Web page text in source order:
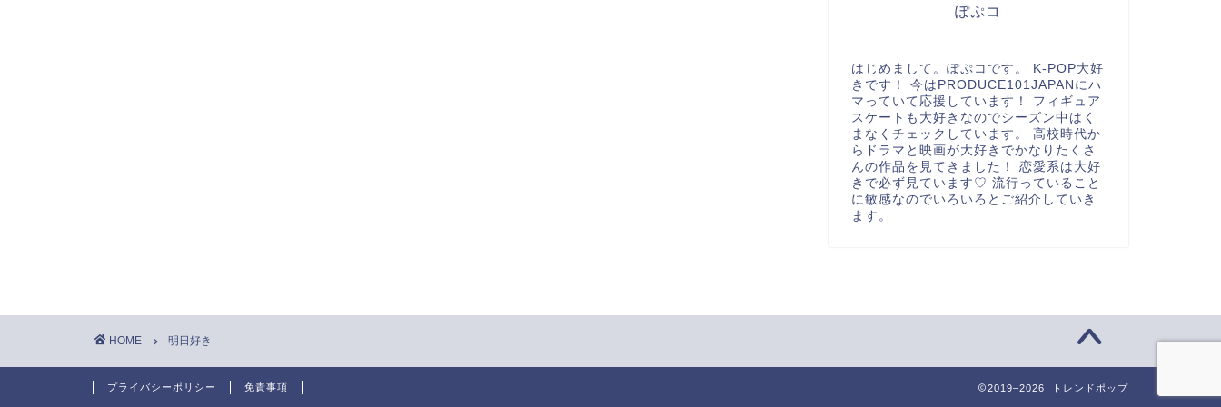
ぽぷコ
はじめまして。ぽぷコです。 K-POP大好
きです！ 今はPRODUCE101JAPANにハ
マっていて応援しています！ フィギュア
スケートも大好きなのでシーズン中はく
まなくチェックしています。 高校時代か
らドラマと映画が大好きでかなりたくさ
んの作品を見てきました！ 恋愛系は大好
きで必ず見ています♡ 流行っていること
に敏感なのでいろいろとご紹介していき
ます。
HOME 明日好き
プライバシーポリシー 免責事項 2019–2026 トレンドポップ